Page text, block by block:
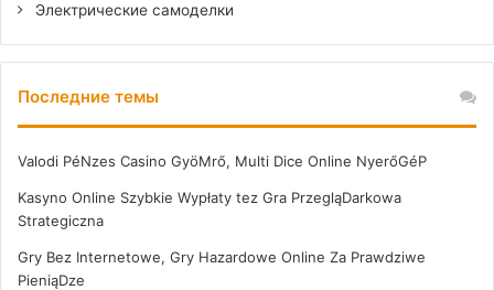
Электрические самоделки
Последние темы
Valodi PéNzes Casino GyöMrő, Multi Dice Online NyerőGéP
Kasyno Online Szybkie Wypłaty tez Gra PrzegląDarkowa
Strategiczna
Gry Bez Internetowe, Gry Hazardowe Online Za Prawdziwe
PieniąDze